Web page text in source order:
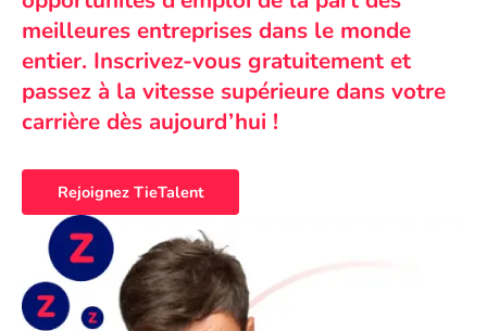
meilleures entreprises dans le monde
entier. Inscrivez-vous gratuitement et
passez à la vitesse supérieure dans votre
carrière dès aujourd’hui !
Rejoignez TieTalent